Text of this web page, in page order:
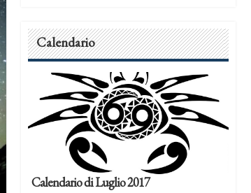
Calendario
Calendario di Luglio 2017